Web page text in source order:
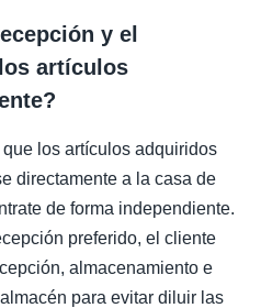
y el
artículos
los artículos adquiridos
directamente a la casa de
de forma independiente.
preferido, el cliente
almacenamiento e
para evitar diluir las